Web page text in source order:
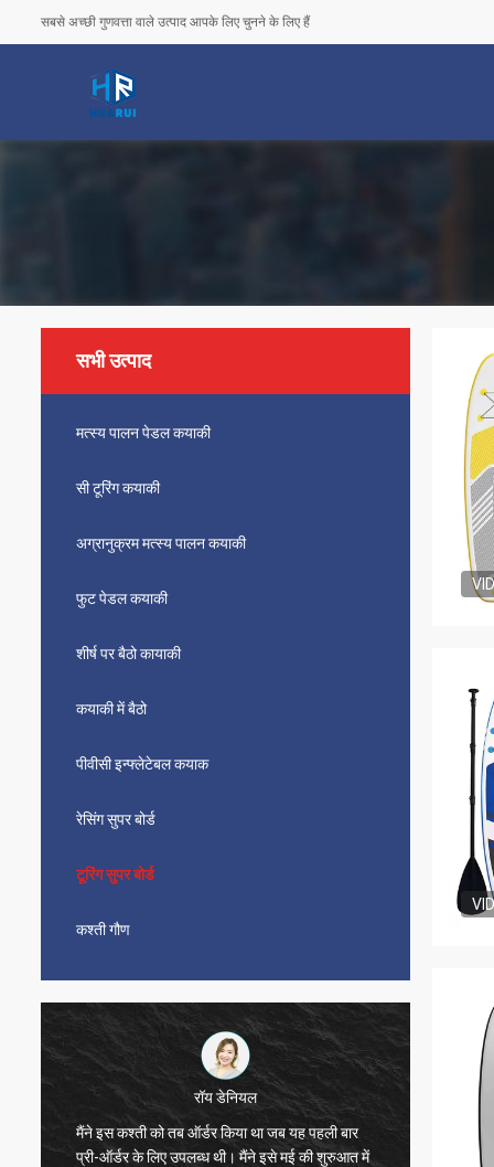
सबसे अच्छी गुणवत्ता वाले उत्पाद आपके लिए चुनने के लिए हैं
सभी उत्पाद
मत्स्य पालन पेडल कयाकी
सी टूरिंग कयाकी
अग्रानुक्रम मत्स्य पालन कयाकी
फुट पेडल कयाकी
शीर्ष पर बैठो कायाकी
कयाकी में बैठो
पीवीसी इन्फ्लेटेबल कयाक
रेसिंग सुपर बोर्ड
टूरिंग सुपर बोर्ड
कश्ती गौण
रॉय डेनियल
मैंने इस कश्ती को तब ऑर्डर किया था जब यह पहली बार
प्री-ऑर्डर के लिए उपलब्ध थी। मैंने इसे मई की शुरुआत में
विशेष
है,